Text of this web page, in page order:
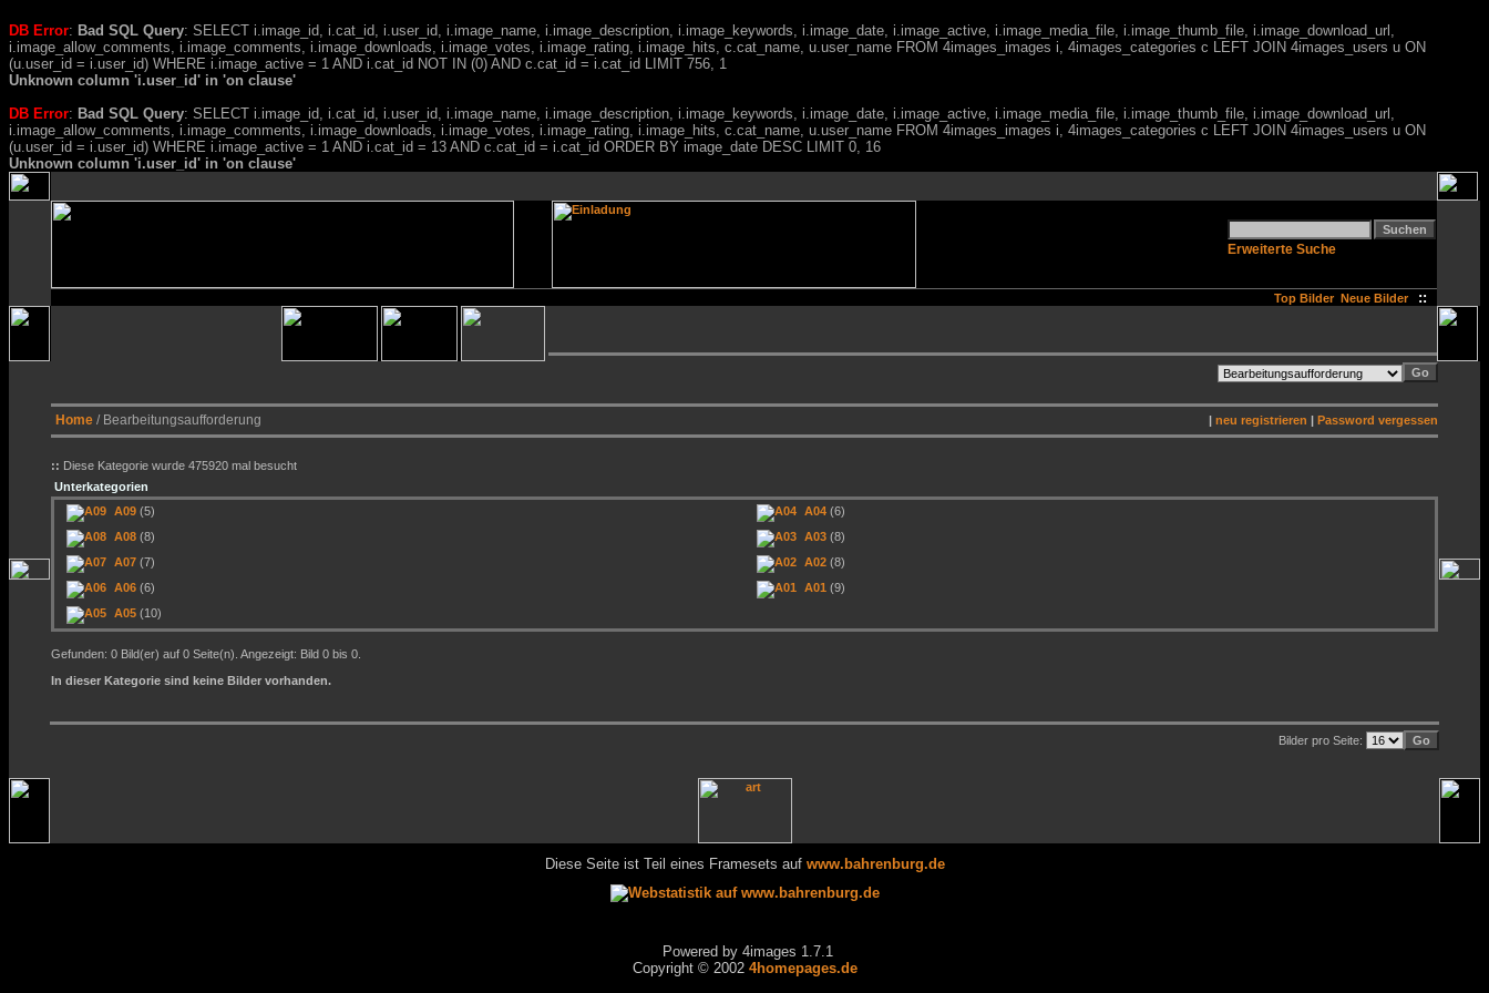
DB Error: Bad SQL Query: SELECT i.image_id, i.cat_id, i.user_id, i.image_name, i.image_description, i.image_keywords, i.image_date, i.image_active, i.image_media_file, i.image_thumb_file, i.image_download_url,
i.image_allow_comments, i.image_comments, i.image_downloads, i.image_votes, i.image_rating, i.image_hits, c.cat_name, u.user_name FROM 4images_images i, 4images_categories c LEFT JOIN 4images_users u ON
(u.user_id = i.user_id) WHERE i.image_active = 1 AND i.cat_id NOT IN (0) AND c.cat_id = i.cat_id LIMIT 756, 1
Unknown column 'i.user_id' in 'on clause'
DB Error: Bad SQL Query: SELECT i.image_id, i.cat_id, i.user_id, i.image_name, i.image_description, i.image_keywords, i.image_date, i.image_active, i.image_media_file, i.image_thumb_file, i.image_download_url,
i.image_allow_comments, i.image_comments, i.image_downloads, i.image_votes, i.image_rating, i.image_hits, c.cat_name, u.user_name FROM 4images_images i, 4images_categories c LEFT JOIN 4images_users u ON
(u.user_id = i.user_id) WHERE i.image_active = 1 AND i.cat_id = 13 AND c.cat_id = i.cat_id ORDER BY image_date DESC LIMIT 0, 16
Unknown column 'i.user_id' in 'on clause'
Erweiterte Suche
Top Bilder Neue Bilder ::
Home / Bearbeitungsaufforderung | neu registrieren | Password vergessen
:: Diese Kategorie wurde 475920 mal besucht
Unterkategorien
A09 (5)
A08 (8)
A07 (7)
A06 (6)
A05 (10)
A04 (6)
A03 (8)
A02 (8)
A01 (9)
Gefunden: 0 Bild(er) auf 0 Seite(n). Angezeigt: Bild 0 bis 0.
In dieser Kategorie sind keine Bilder vorhanden.
Bilder pro Seite:
Diese Seite ist Teil eines Framesets auf www.bahrenburg.de
Powered by 4images 1.7.1
Copyright © 2002 4homepages.de